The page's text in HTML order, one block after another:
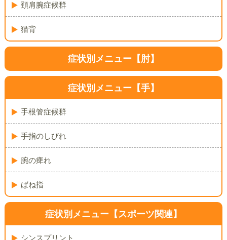
頚肩腕症候群
猫背
症状別メニュー【肘】
症状別メニュー【手】
手根管症候群
手指のしびれ
腕の痺れ
ばね指
症状別メニュー 【スポーツ関連】
シンスプリント